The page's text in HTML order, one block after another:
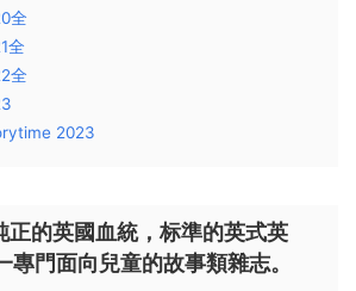
全
全
全
2023
的英國血統，标準的英式英
專門面向兒童的故事類雜志。